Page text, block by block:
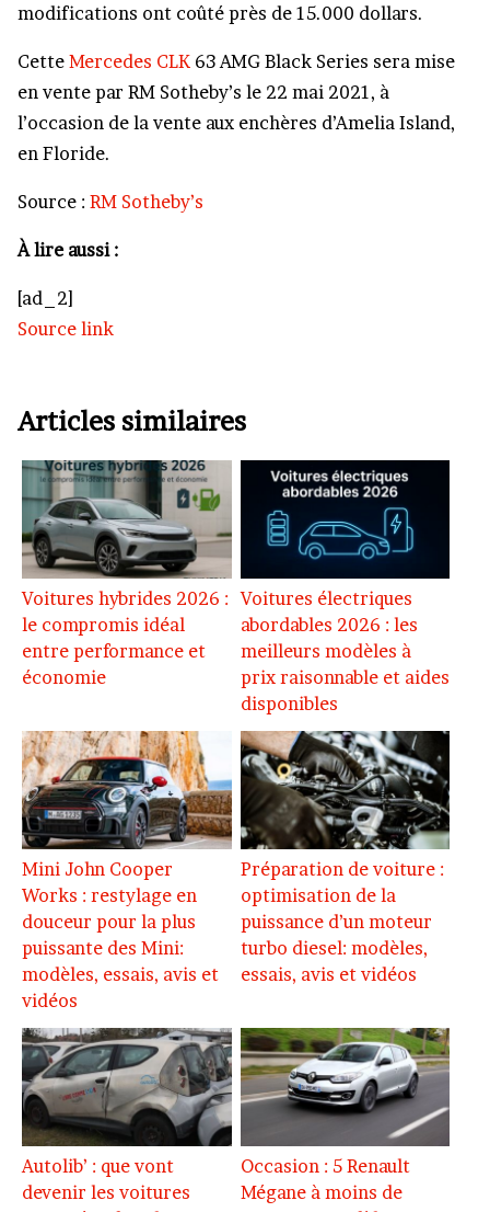
modifications ont coûté près de 15.000 dollars.
Cette Mercedes CLK 63 AMG Black Series sera mise
en vente par RM Sotheby’s le 22 mai 2021, à
l’occasion de la vente aux enchères d’Amelia Island,
en Floride.
Source : RM Sotheby’s
À lire aussi :
[ad_2]
Source link
Articles similaires
Voitures hybrides 2026 :
le compromis idéal
entre performance et
économie
Voitures électriques
abordables 2026 : les
meilleurs modèles à
prix raisonnable et aides
disponibles
Mini John Cooper
Works : restylage en
douceur pour la plus
puissante des Mini:
modèles, essais, avis et
vidéos
Préparation de voiture :
optimisation de la
puissance d’un moteur
turbo diesel: modèles,
essais, avis et vidéos
Autolib’ : que vont
devenir les voitures
Occasion : 5 Renault
Mégane à moins de